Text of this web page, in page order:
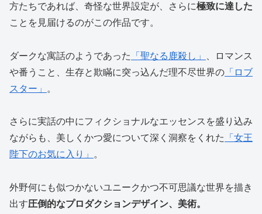
方たちであれば、奇怪な世界設定が、さらに極致に達した
ことを見届けるのがこの作品です。
ダークな寓話のようであった 「聖なる鹿殺し」
、ロマンス
や番うこと、生存と欺瞞に突っ込んだ理不尽世界の 「ロブ
スター」
。
さらに実話の中にフィクショナルなエッセンスを盛り込み
ながらも、美しくかつ愛について深く洞察をくれた
「女王
陛下のお気に入り」
。
外野何にも似つかないユニークかつ不可思議な世界を描き
出す圧倒的なプロダクションデザイン、美術。